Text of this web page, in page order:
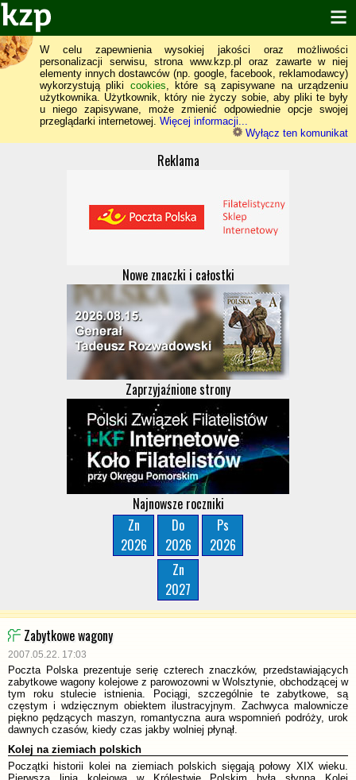
W celu zapewnienia wysokiej jakości oraz możliwości
personalizacji serwisu, strona www.kzp.pl oraz zawarte w niej
elementy innych dostawców (np. google, facebook, reklamodawcy)
wykorzystują pliki cookies, które są zapisywane na urządzeniu
użytkownika. Użytkownik, który nie życzy sobie, aby pliki te były
u niego zapisywane, może zmienić odpowiednie opcje swojej
przeglądarki internetowej. Więcej informacji...
Wyłącz ten komunikat
Reklama
Nowe znaczki i całostki
Zaprzyjaźnione strony
Najnowsze roczniki
Zn
2026
Do
2026
Ps
2026
Zn
2027
Zabytkowe wagony
2007.05.22. 17:03
Poczta Polska prezentuje serię czterech znaczków, przedstawiających
zabytkowe wagony kolejowe z parowozowni w Wolsztynie, obchodzącej w
tym roku stulecie istnienia. Pociągi, szczególnie te zabytkowe, są
częstym i wdzięcznym obiektem ilustracyjnym. Zachwyca malownicze
piękno pędzących maszyn, romantyczna aura wspomnień podróży, urok
dawnych czasów, kiedy czas jakby wolniej płynął.
Kolej na ziemiach polskich
Początki historii kolei na ziemiach polskich sięgają połowy XIX wieku.